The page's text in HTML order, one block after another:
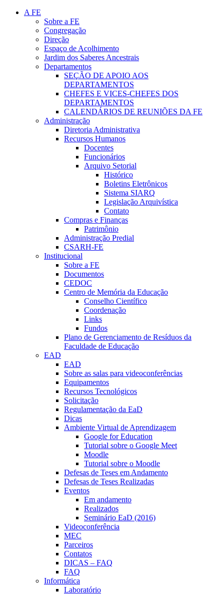
A FE
Sobre a FE
Congregação
Direção
Espaço de Acolhimento
Jardim dos Saberes Ancestrais
Departamentos
SEÇÃO DE APOIO AOS
DEPARTAMENTOS
CHEFES E VICES-CHEFES DOS
DEPARTAMENTOS
CALENDÁRIOS DE REUNIÕES DA FE
Administração
Diretoria Administrativa
Recursos Humanos
Docentes
Funcionários
Arquivo Setorial
Histórico
Boletins Eletrônicos
Sistema SIARQ
Legislação Arquivística
Contato
Compras e Finanças
Patrimônio
Administração Predial
CSARH-FE
Institucional
Sobre a FE
Documentos
CEDOC
Centro de Memória da Educação
Conselho Científico
Coordenação
Links
Fundos
Plano de Gerenciamento de Resíduos da
Faculdade de Educação
EAD
EAD
Sobre as salas para videoconferências
Equipamentos
Recursos Tecnológicos
Solicitação
Regulamentação da EaD
Dicas
Ambiente Virtual de Aprendizagem
Google for Education
Tutorial sobre o Google Meet
Moodle
Tutorial sobre o Moodle
Defesas de Teses em Andamento
Defesas de Teses Realizadas
Eventos
Em andamento
Realizados
Seminário EaD (2016)
Videoconferência
MEC
Parceiros
Contatos
DICAS – FAQ
FAQ
Informática
Laboratório